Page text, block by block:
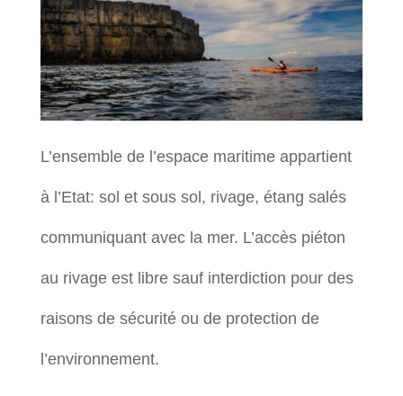
L’ensemble de l’espace maritime appartient
à l’Etat: sol et sous sol, rivage, étang salés
communiquant avec la mer. L’accès piéton
au rivage est libre sauf interdiction pour des
raisons de sécurité ou de protection de
l’environnement.